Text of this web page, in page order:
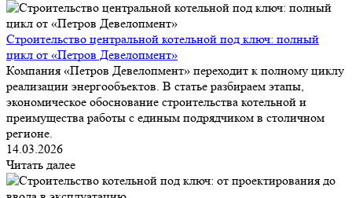
Строительство центральной котельной под ключ: полный
цикл от «Петров Девелопмент»
Компания «Петров Девелопмент» переходит к полному циклу
реализации энергообъектов. В статье разбираем этапы,
экономическое обоснование строительства котельной и
преимущества работы с единым подрядчиком в столичном
регионе.
14.03.2026
Читать далее